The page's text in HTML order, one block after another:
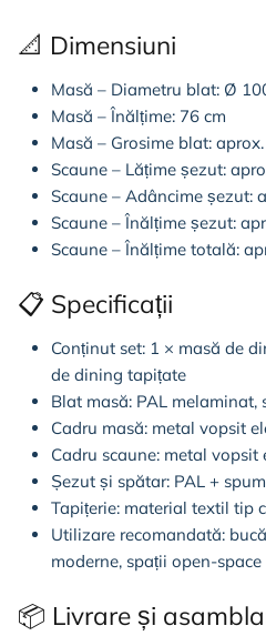
📐 Dimensiuni
Masă – Diametru blat: Ø
Masă – Înălțime: 76 cm
Masă – Grosime blat:
Scaune – Lățime șezut:
Scaune – Adâncime șezut:
Scaune – Înălțime șezut:
Scaune – Înălțime totală:
📋 Specificații
Conținut set: 1 × masă de
de dining tapițate
Blat masă: PAL
Cadru masă: metal vopsit
Cadru scaune: metal vopsit
Șezut și spătar: PAL +
Tapițerie: material textil tip
Utilizare recomandată:
moderne, spații open-space
📦 Livrare și